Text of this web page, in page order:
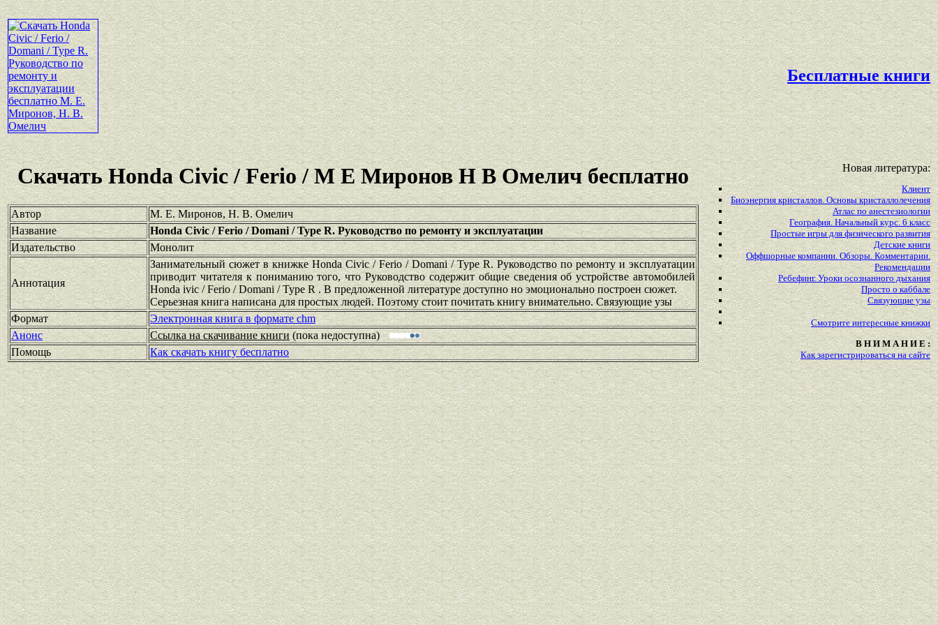
Бесплатные книги
Скачать Honda Civic / Ferio / М Е Миронов Н В Омелич бесплатно
Автор
М. Е. Миронов, Н. В. Омелич
Название
Honda Civic / Ferio / Domani / Type R. Руководство по ремонту и эксплуатации
Издательство
Монолит
Аннотация
Занимательный сюжет в книжке Honda Civic / Ferio / Domani / Type R. Руководство по ремонту и эксплуатации
приводит читателя к пониманию того, что Руководство содержит общие сведения об устройстве автомобилей
Honda ivic / Ferio / Domani / Type R . В предложенной литературе доступно но эмоционально построен сюжет.
Серьезная книга написана для простых людей. Поэтому стоит почитать книгу внимательно. Связующие узы
Формат
Электронная книга в формате chm
Анонс
Ссылка на скачивание книги (пока недоступна)
Помощь
Как скачать книгу бесплатно
Новая литература:
Клиент
Биоэнергия кристаллов. Основы кристаллолечения
Атлас по анестезиологии
География. Начальный курс. 6 класс
Простые игры для физического развития
Детские книги
Оффшорные компании. Обзоры. Комментарии.
Рекомендации
Ребефинг. Уроки осознанного дыхания
Просто о каббале
Связующие узы
Смотритеинтересные книжки
В Н И М А Н И Е :
Как зарегистрироваться на сайте